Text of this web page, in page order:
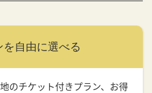
を 自由に選べる
のチケット付きプラン、お得